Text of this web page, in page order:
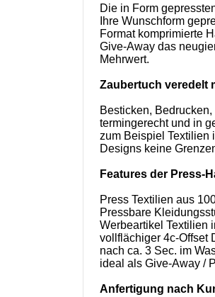
Die in Form
Ihre Wunschform
Format komprimierte
Give-Away das
Mehrwert.
Zaubertuch veredelt
Besticken,
termingerecht und in
zum Beispiel Textilien
Designs keine
Features der Press-
Press Textilien aus
Pressbare
Werbeartikel Textilien
vollflächiger 4c-Offset
nach ca. 3 Sec. im
ideal als Give-Away /
Anfertigung nach